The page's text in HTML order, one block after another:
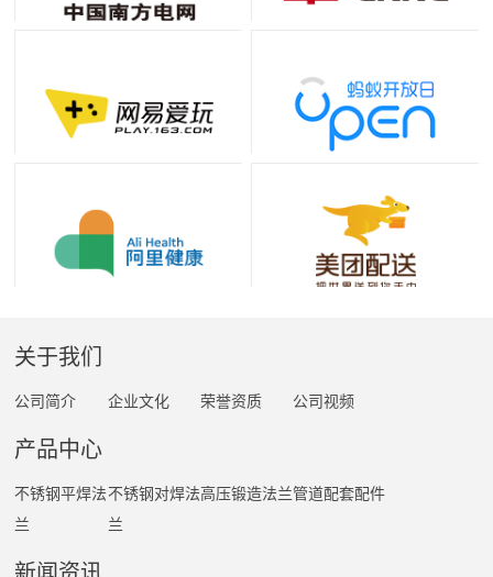
关于我们
公司简介 企业文化 荣誉资质 公司视频
产品中心
不锈钢平焊法
兰
不锈钢对焊法
兰
高压锻造法兰管道配套配件